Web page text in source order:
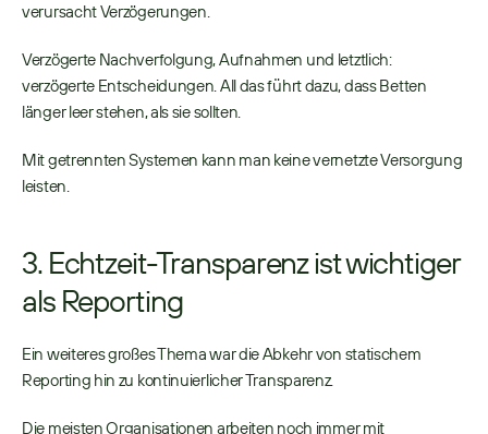
verursacht Verzögerungen.
Verzögerte Nachverfolgung, Aufnahmen und letztlich:
verzögerte Entscheidungen. All das führt dazu, dass Betten
länger leer stehen, als sie sollten.
Mit getrennten Systemen kann man keine vernetzte Versorgung
leisten.
3. Echtzeit-Transparenz ist wichtiger
als Reporting
Ein weiteres großes Thema war die Abkehr von statischem
Reporting hin zu kontinuierlicher Transparenz.
Die meisten Organisationen arbeiten noch immer mit